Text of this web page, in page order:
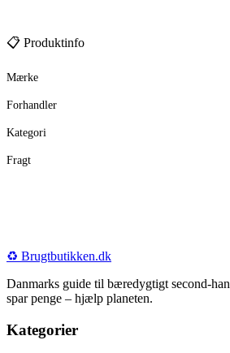
📋 Produktinfo
Mærke
Forhandler
Kategori
Fragt
♻️ Brugtbutikken.dk
Danmarks guide til bæredygtigt second-
spar penge – hjælp planeten.
Kategorier